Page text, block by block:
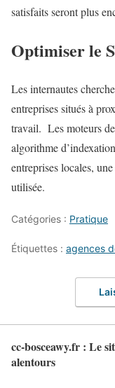
satisfaits seront plus
Optimiser le
Les internautes
entreprises situés à
travail. Les moteurs
algorithme
entreprises locales,
utilisée.
Catégories : Pratique
Étiquettes : agences
cc-bosceawy.fr : Le
alentours